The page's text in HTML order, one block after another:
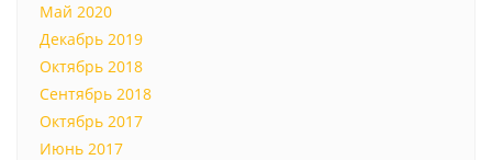
Май 2020
Декабрь 2019
Октябрь 2018
Сентябрь 2018
Октябрь 2017
Июнь 2017